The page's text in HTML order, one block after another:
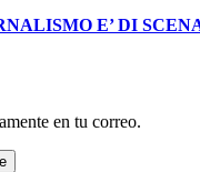
E’ DI
en tu correo.